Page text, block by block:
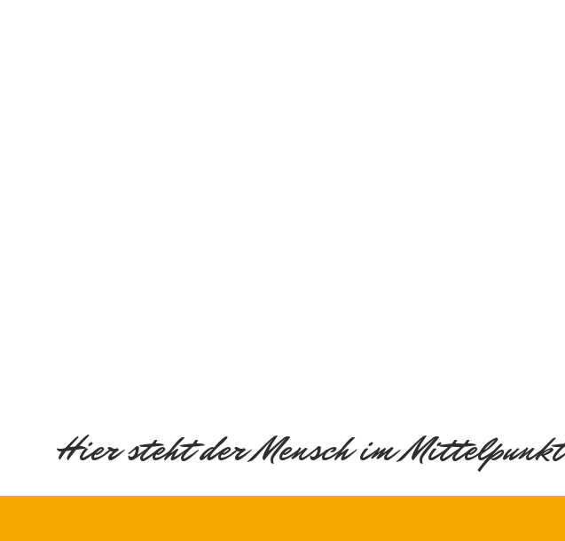
Hier steht der Mensch im Mittelpunkt